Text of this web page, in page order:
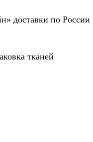
доставки по России
тканей